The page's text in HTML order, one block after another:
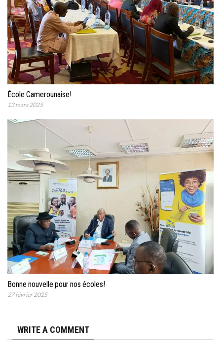
École Camerounaise!
13 mars 2025
Bonne nouvelle pour nos écoles!
27 février 2025
WRITE A COMMENT